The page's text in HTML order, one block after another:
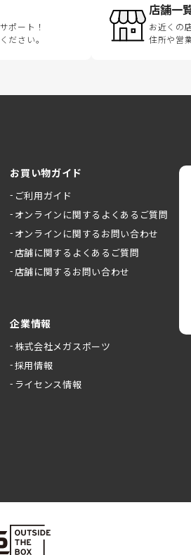
ポート！
ださい。
店舗一
お近くの
住所や営
お買い物ガイド
ご利用ガイド
オンラインに関するよくあるご質問
オンラインに関するお問い合わせ
店舗に関するよくあるご質問
店舗に関するお問い合わせ
企業情報
株式会社メガスポーツ
採用情報
ライセンス情報